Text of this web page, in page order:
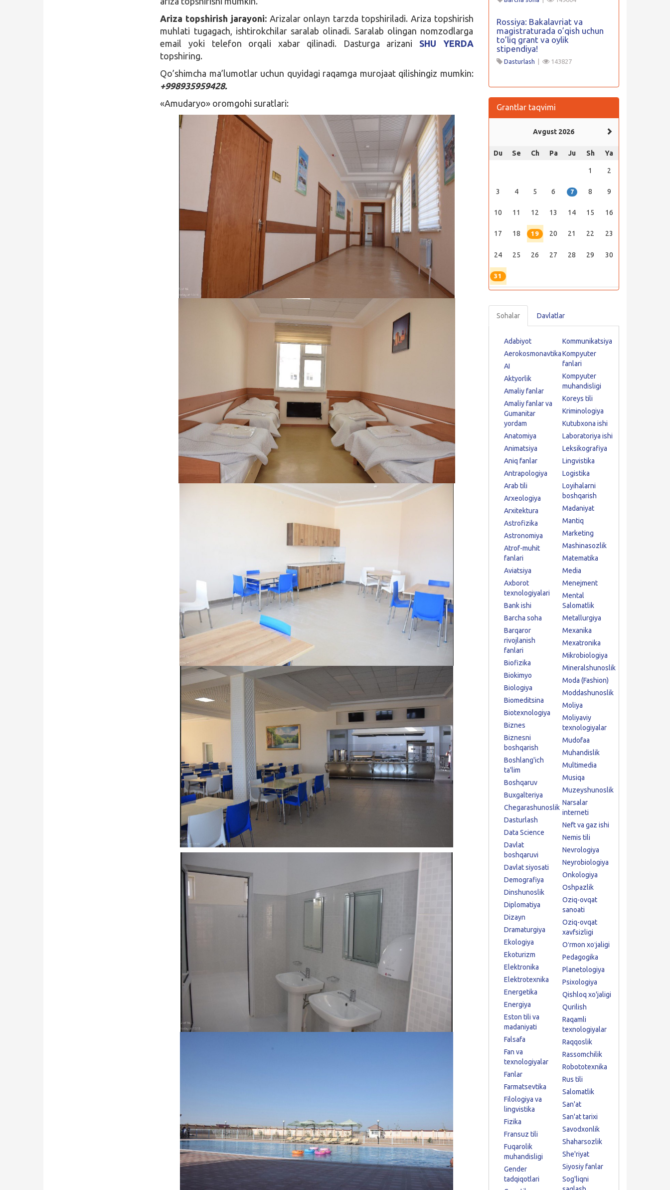
Ariza topshirish jarayoni:Arizalar onlayn tarzda topshiriladi. Ariza topshirish
muhlati tugagach, ishtirokchilar saralab olinadi. Saralab olingan nomzodlarga
email yoki telefon orqali xabar qilinadi. Dasturga arizani SHU YERDA
topshiring.
Qo’shimcha ma’lumotlar uchun quyidagi raqamga murojaat qilishingiz mumkin:
+998935959428.
«Amudaryo» oromgohi suratlari:
Rossiya: Bakalavriat va
magistraturada o’qish uchun
to’liq grant va oylik
stipendiya!
Dasturlash 143827
Grantlar taqvimi
Avgust 2026
Du Se Ch Pa Ju Sh Ya
1 2
3 4 5 6 7 8 9
10 11 12 13 14 15 16
17 18 19 20 21 22 23
24 25 26 27 28 29 30
31
Sohalar Davlatlar
Adabiyot
Aerokosmonavtika
AI
Aktyorlik
Amaliy fanlar
Amaliy fanlar va
Gumanitar
yordam
Anatomiya
Animatsiya
Aniq fanlar
Antrapologiya
Arab tili
Arxeologiya
Arxitektura
Astrofizika
Astronomiya
Atrof-muhit
fanlari
Aviatsiya
Axborot
texnologiyalari
Bank ishi
Barcha soha
Barqaror
rivojlanish
fanlari
Biofizika
Biokimyo
Biologiya
Biomeditsina
Biotexnologiya
Biznes
Biznesni
boshqarish
Boshlang'ich
ta'lim
Boshqaruv
Buxgalteriya
Chegarashunoslik
Dasturlash
Data Science
Davlat
boshqaruvi
Davlat siyosati
Demografiya
Dinshunoslik
Diplomatiya
Dizayn
Dramaturgiya
Ekologiya
Ekoturizm
Elektronika
Elektrotexnika
Energetika
Energiya
Eston tili va
madaniyati
Falsafa
Fan va
texnologiyalar
Fanlar
Farmatsevtika
Filologiya va
lingvistika
Fizika
Fransuz tili
Fuqarolik
muhandisligi
Gender
tadqiqotlari
Kommunikatsiya
Kompyuter
fanlari
Kompyuter
muhandisligi
Koreys tili
Kriminologiya
Kutubxona ishi
Laboratoriya ishi
Leksikografiya
Lingvistika
Logistika
Loyihalarni
boshqarish
Madaniyat
Mantiq
Marketing
Mashinasozlik
Matematika
Media
Menejment
Mental
Salomatlik
Metallurgiya
Mexanika
Mexatronika
Mikrobiologiya
Mineralshunoslik
Moda (Fashion)
Moddashunoslik
Moliya
Moliyaviy
texnologiyalar
Mudofaa
Muhandislik
Multimedia
Musiqa
Muzeyshunoslik
Narsalar
interneti
Neft va gaz ishi
Nemis tili
Nevrologiya
Neyrobiologiya
Onkologiya
Oshpazlik
Oziq-ovqat
sanoati
Oziq-ovqat
xavfsizligi
Oʻrmon xoʻjaligi
Pedagogika
Planetologiya
Psixologiya
Qishloq xo'jaligi
Qurilish
Raqamli
texnologiyalar
Raqqoslik
Rassomchilik
Robototexnika
Rus tili
Salomatlik
San'at
San'at tarixi
Savodxonlik
Shaharsozlik
She'riyat
Siyosiy fanlar
Sog'liqni